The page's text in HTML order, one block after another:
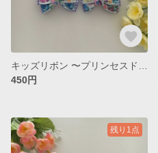
450円
残り1点